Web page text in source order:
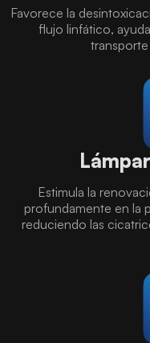
Favorece la
flujo linfático,
Estimula la
profundamente en la
reduciendo las